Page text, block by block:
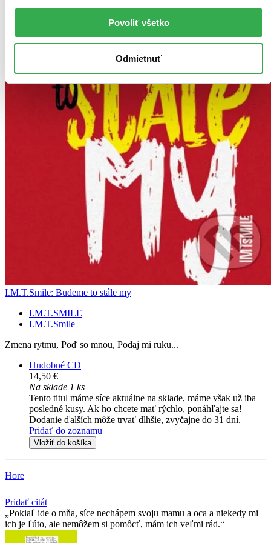
Povoliť všetko
Odmietnuť
I.M.T.Smile: Budeme to stále my
I.M.T.SMILE
I.M.T.Smile
Zmena rytmu, Poď so mnou, Podaj mi ruku...
Hudobné CD
14,50 €
Na sklade 1 ks
Tento titul máme síce aktuálne na sklade, máme však už iba
posledné kusy. Ak ho chcete mať rýchlo, ponáhľajte sa!
Dodanie ďalších môže trvať dlhšie, zvyčajne do 31 dní.
Pridať do zoznamu
Vložiť do košíka
Hore
Pridať citát
Pokiaľ ide o mňa, síce nechápem svoju mamu a oca a niekedy mi
ich je ľúto, ale nemôžem si pomôcť, mám ich veľmi rád.